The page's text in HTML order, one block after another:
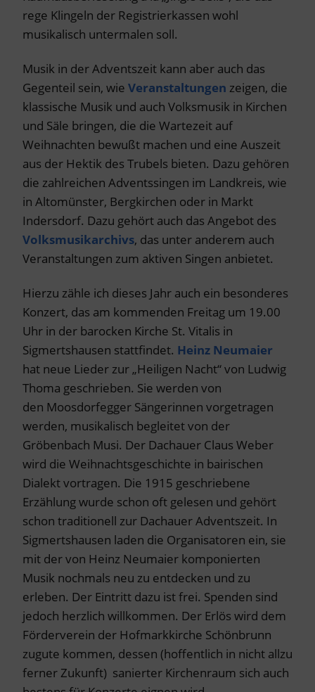
rege Klingeln der Registrierkassen wohl
musikalisch untermalen soll.
Musik in der Adventszeit kann aber auch das
Gegenteil sein, wie Veranstaltungen zeigen, die
klassische Musik und auch Volksmusik in Kirchen
und Säle bringen, die die Wartezeit auf
Weihnachten bewußt machen und eine Auszeit
aus der Hektik des Trubels bieten. Dazu gehören
die zahlreichen Adventssingen im Landkreis, wie
in Altomünster, Bergkirchen oder in Markt
Indersdorf. Dazu gehört auch das Angebot des
Volksmusikarchivs, das unter anderem auch
Veranstaltungen zum aktiven Singen anbietet.
Hierzu zähle ich dieses Jahr auch ein besonderes
Konzert, das am kommenden Freitag um 19.00
Uhr in der barocken Kirche St. Vitalis in
Sigmertshausen stattfindet. Heinz Neumaier
hat neue Lieder zur „Heiligen Nacht“ von Ludwig
Thoma geschrieben. Sie werden von
den Moosdorfegger Sängerinnen vorgetragen
werden, musikalisch begleitet von der
Gröbenbach Musi. Der Dachauer Claus Weber
wird die Weihnachtsgeschichte in bairischen
Dialekt vortragen. Die 1915 geschriebene
Erzählung wurde schon oft gelesen und gehört
schon traditionell zur Dachauer Adventszeit. In
Sigmertshausen laden die Organisatoren ein, sie
mit der von Heinz Neumaier komponierten
Musik nochmals neu zu entdecken und zu
erleben. Der Eintritt dazu ist frei. Spenden sind
jedoch herzlich willkommen. Der Erlös wird dem
Förderverein der Hofmarkkirche Schönbrunn
zugute kommen, dessen (hoffentlich in nicht allzu
ferner Zukunft) sanierter Kirchenraum sich auch